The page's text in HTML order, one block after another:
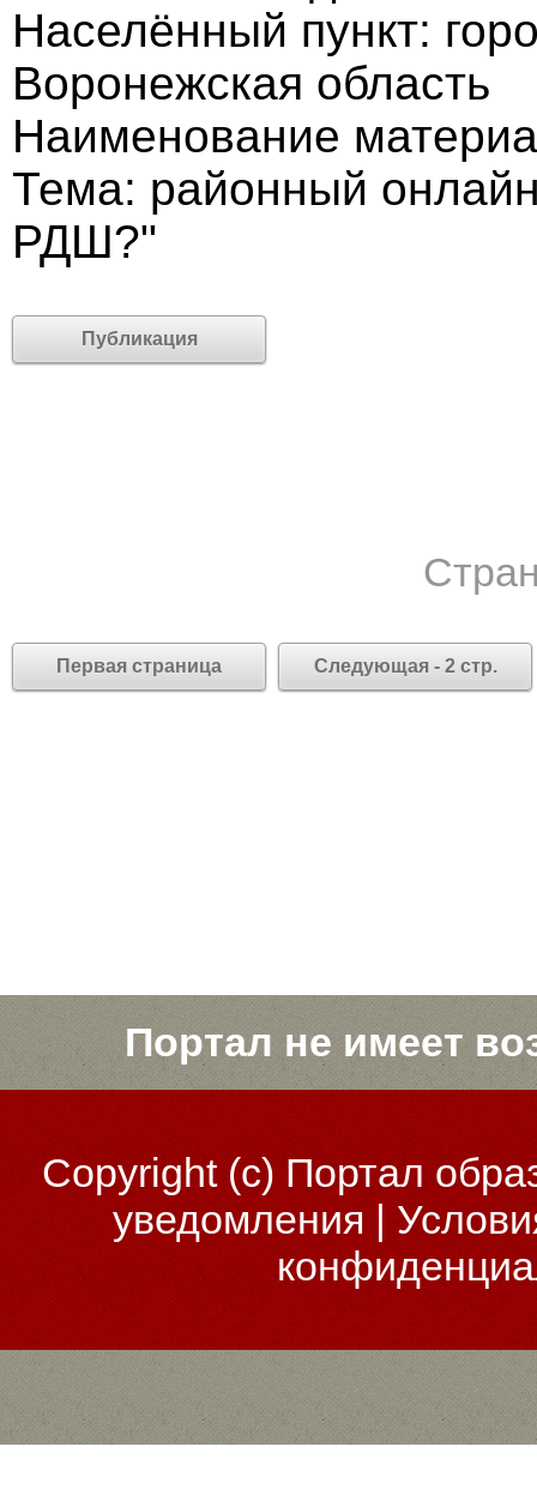
Населённый пункт:
Воронежская область
Наименование
Тема: районный
РДШ?"
Публикация
Первая страница Следующая - 2 стр.
Портал не имеет
Copyright (c)Портал
уведомления |